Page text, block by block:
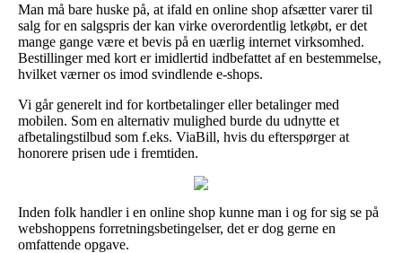
Man må bare huske på, at ifald en online shop afsætter varer til
salg for en salgspris der kan virke overordentlig letkøbt, er det
mange gange være et bevis på en uærlig internet virksomhed.
Bestillinger med kort er imidlertid indbefattet af en bestemmelse,
hvilket værner os imod svindlende e-shops.
Vi går generelt ind for kortbetalinger eller betalinger med
mobilen. Som en alternativ mulighed burde du udnytte et
afbetalingstilbud som f.eks. ViaBill, hvis du efterspørger at
honorere prisen ude i fremtiden.
Inden folk handler i en online shop kunne man i og for sig se på
webshoppens forretningsbetingelser, det er dog gerne en
omfattende opgave.